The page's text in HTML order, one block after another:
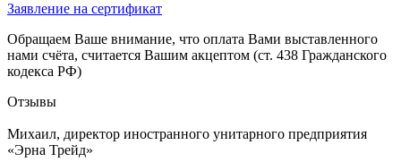
Заявление на сертификат
Обращаем Ваше внимание, что оплата Вами выставленного
нами счёта, считается Вашим акцептом (ст. 438 Гражданского
кодекса РФ)
Отзывы
Михаил, директор иностранного унитарного предприятия
«Эрна Трейд»